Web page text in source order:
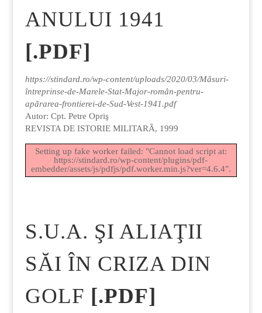
ANULUI 1941
[.PDF]
https://stindard.ro/wp-content/uploads/2020/03/Mãsuri-
întreprinse-de-Marele-Stat-Major-român-pentru-
apãrarea-frontierei-de-Sud-Vest-1941.pdf
Autor: Cpt. Petre Opriş
REVISTA DE ISTORIE MILITARÃ, 1999
Setting up fake worker failed: "Cannot load script at:
https://stindard.ro/wp-content/plugins/pdf-
embedder/assets/js/pdfjs/pdf.worker.min.js?ver=4.6.4".
S.U.A. ŞI ALIAŢII
SĂI ÎN CRIZA DIN
GOLF [.PDF]